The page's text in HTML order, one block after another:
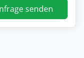
senden